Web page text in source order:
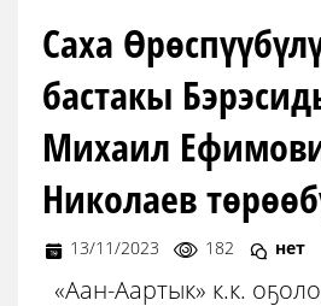
Саха
бастакы
Михаил
Николаев
13/11/2023 182 нет
«Аан-Аартык» к.к.